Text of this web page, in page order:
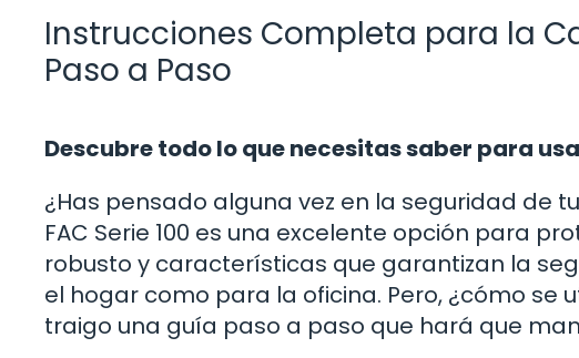
Instrucciones Completa para la
Paso a Paso
Descubre todo lo que necesitas saber para
¿Has pensado alguna vez en la seguridad de
FAC Serie 100 es una excelente opción para
robusto y características que garantizan la
el hogar como para la oficina. Pero, ¿cómo se
traigo una guía paso a paso que hará que